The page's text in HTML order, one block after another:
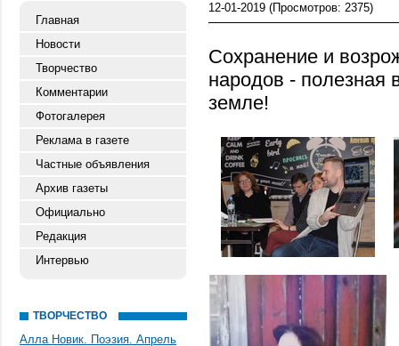
Главная
Новости
Творчество
Комментарии
Фотогалерея
Реклама в газете
Частные объявления
Архив газеты
Официально
Редакция
Интервью
ТВОРЧЕСТВО
Алла Новик. Поэзия. Апрель
12-01-2019 (Просмотров: 2375)
Сохранение и
народов - полезная
земле!